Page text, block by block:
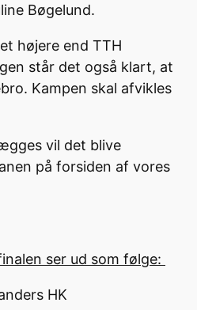
Bøgelund.
højere end TTH
står det også klart, at
Kampen skal afvikles
vil det blive
på forsiden af vores
ser ud som følge:
HK